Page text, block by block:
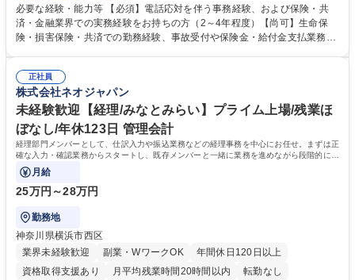
い合わせ電話対応や書類発送等を担当します。 ■共済金請求書類の受付、
内容確認、および共済金支払に関する審査・事務処理業務全般を担当 ■専
用システムへのデータ入力、各種必要書類の作成・発送作業 ■加入者様や
指定する業務 募集職種 横浜市【共済金支払事務】金融保険業界経験歓迎/
各種手当充実/転勤無
必要な経験・能力等 【必須】電話応対を伴う事務経験、および保険・共
済・金融業界での実務経験をお持ちの方（2～4年程度）【尚可】生命保
険・損害保険・共済での勤務経験、事故受付や保険金・給付金支払業務経
務へのキャリアチェンジ希望者も大歓迎です！ 学歴・資格 学歴：大学院
大学 高専 短大 専修学校 高校 語学力： 資格：
正社員
株式会社ネオジャパン
未経験歓迎【経理/みなとみらい】プライム上場/残業ほ
ぼなし/年休123日 管理会計
経理部門メンバーとして、仕訳入力や振込業務などの経理事務を中心にお任せ。まずは正
確な入力・確認業務からスタートし、既存メンバーと一緒に業務を進めながら段階的に経
理知識を身につけていただきます。
月給
25万円～28万円
勤務地
神奈川県横浜市西区
業界未経験歓迎
副業・WワークOK
年間休日120日以上
資格取得支援あり
月平均残業時間20時間以内 転勤なし